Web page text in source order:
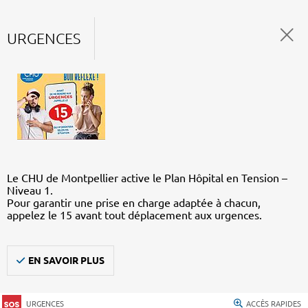
URGENCES
Le CHU de Montpellier active le Plan Hôpital en Tension –
Niveau 1.
Pour garantir une prise en charge adaptée à chacun,
appelez le 15 avant tout déplacement aux urgences.
EN SAVOIR PLUS
URGENCES ACCÈS RAPIDES